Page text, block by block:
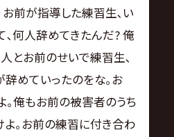
前が指導した練習生､い
､何人辞めてきたんだ? 俺
とお前のせいで練習生､
めていったのをな｡お
｡俺もお前の被害者のうち
よ｡お前の練習に付き合わ